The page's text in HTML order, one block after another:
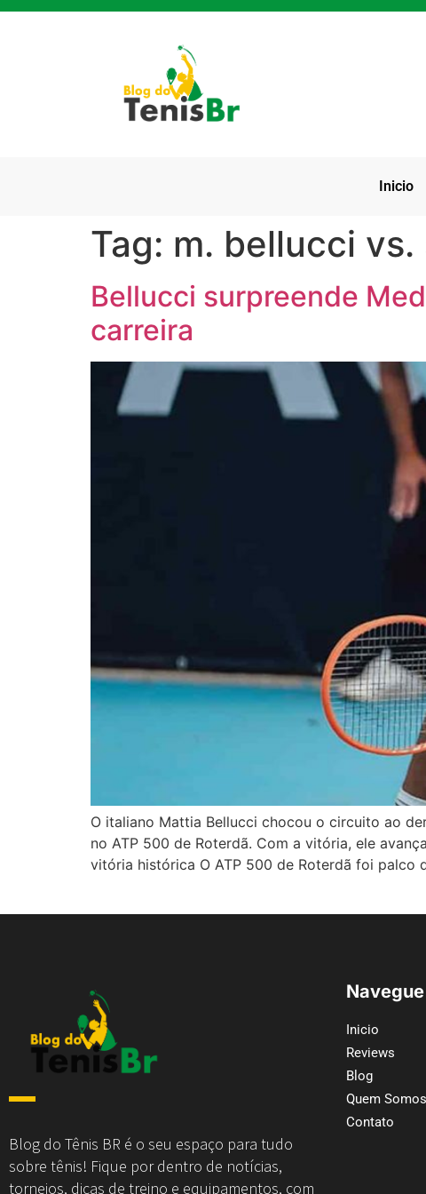
Inicio
Tag: m. bellucci
Bellucci surpreende
carreira
O italiano Mattia Bellucci chocou o circuito ao
no ATP 500 de Roterdã. Com a vitória, ele
vitória histórica O ATP 500 de Roterdã foi palco
Blog do Tênis BR é o seu espaço para tudo
sobre tênis! Fique por dentro de notícias,
torneios, dicas de treino e equipamentos, com
Inicio
Reviews
Blog
Quem Somos
Contato